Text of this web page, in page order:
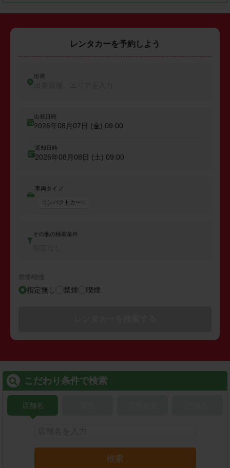
レンタカーを予約しよう
出発
出発日時
2026年08月07日 (金) 09:00
返却日時
2026年08月08日 (土) 09:00
車両タイプ
コンパクトカー
その他の検索条件
禁煙/喫煙
指定無し 禁煙 喫煙
こだわり条件で検索
店舗名
検索